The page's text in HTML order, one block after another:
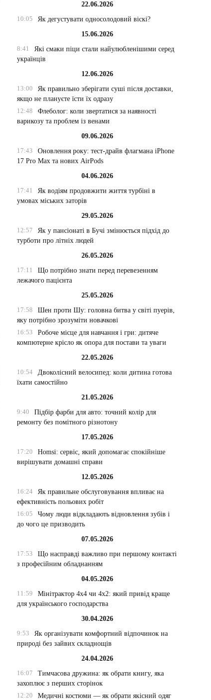
22.06.2026
10:05
Як дегустувати односолодовий віскі?
15.06.2026
8:41
Які смаки піци стали найулюбленішими серед
українців
12.06.2026
13:00
Як правильно зберігати суші після доставки,
якщо не плануєте їсти їх одразу
12:48
Флеболог: коли звертатися за наявності
варикозу та проблем із венами
09.06.2026
17:43
Оновлення року: тест-драйв флагмана iPhone
17 Pro Max та нових AirPods
04.06.2026
17:41
Як водіям продовжити життя турбіні в
умовах міських заторів
29.05.2026
12:57
Як у пансіонаті в Бучі змінюється підхід до
турботи про літніх людей
26.05.2026
17:11
Що потрібно знати перед перевезенням
лежачого пацієнта
25.05.2026
17:58
Шен проти Шу: головна битва у світі пуерів,
яку потрібно зрозуміти новачкові
16:53
Робоче місце для навчання і гри: дитяче
компютерне крісло як опора для постави та уваги
22.05.2026
10:54
Двоколісний велосипед: коли дитина готова
їхати самостійно
21.05.2026
9:40
Підбір фарби для авто: точний колір для
ремонту без помітного різнотону
17.05.2026
17:20
Homsi: сервіс, який допомагає спокійніше
вирішувати домашні справи
12.05.2026
16:24
Як правильне обслуговування впливає на
ефективність польових робіт
16:05
Чому люди відкладають відновлення зубів і
до чого це призводить
07.05.2026
17:53
Що насправді важливо при першому контакті
з професійним обладнанням
04.05.2026
11:59
Мінітрактор 4х4 чи 4х2: який привід краще
для українського господарства
30.04.2026
9:53
Як організувати комфортний відпочинок на
природі без зайвих складнощів
24.04.2026
16:07
Тимчасова дружина: як обрати книгу, яка
захоплює з перших сторінок
12:20
Медичні костюми — як обрати якісний одяг